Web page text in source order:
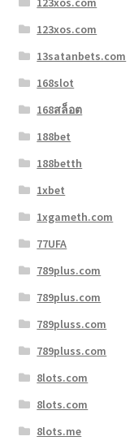
123xos.com
13satanbets.com
168slot
168สล็อต
188bet
188betth
1xbet
1xgameth.com
77UFA
789plus.com
789plus.com
789pluss.com
789pluss.com
8lots.com
8lots.com
8lots.me